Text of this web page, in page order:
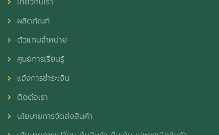
ผลิตภัณฑ์
ตัวแทนจำหน่าย
ศูนย์การเรียนรู้
แจ้งการชำระเงิน
ติดต่อเรา
นโยบายการจัดส่งสินค้า